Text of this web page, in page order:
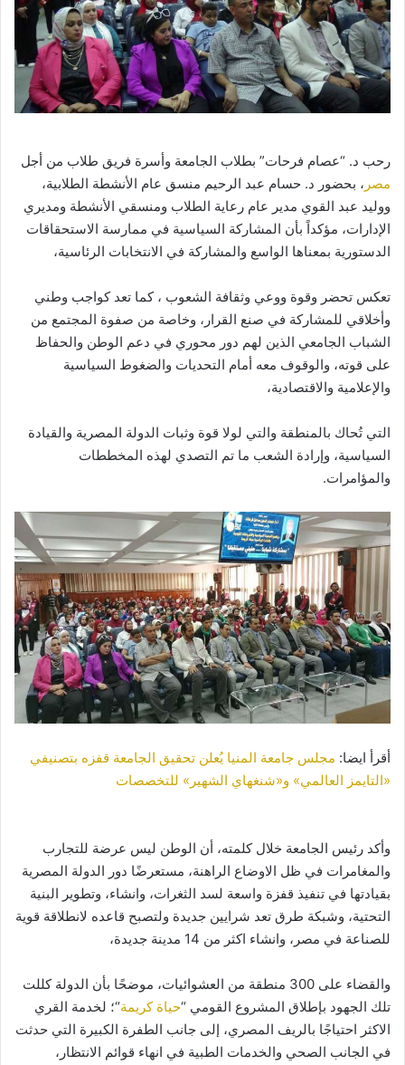
رحب د. “عصام فرحات” بطلاب الجامعة وأسرة فريق طلاب من أجل
مصر ، بحضور د. حسام عبد الرحيم منسق عام الأنشطة الطلابية،
ووليد عبد القوي مدير عام رعاية الطلاب ومنسقي الأنشطة ومديري
الإدارات، مؤكداً بأن المشاركة السياسية في ممارسة الاستحقاقات
الدستورية بمعناها الواسع والمشاركة في الانتخابات الرئاسية،
تعكس تحضر وقوة ووعي وثقافة الشعوب ، كما تعد كواجب وطني
وأخلاقي للمشاركة في صنع القرار، وخاصة من صفوة المجتمع من
الشباب الجامعي الذين لهم دور محوري في دعم الوطن والحفاظ
على قوته، والوقوف معه أمام التحديات والضغوط السياسية
والإعلامية والاقتصادية،
التي تُحاك بالمنطقة والتي لولا قوة وثبات الدولة المصرية والقيادة
السياسية، وإرادة الشعب ما تم التصدي لهذه المخططات
والمؤامرات.
أقرأ ايضا: مجلس جامعة المنيا يُعلن تحقيق الجامعة قفزه بتصنيفي
«التايمز العالمي» و«شنغهاي الشهير» للتخصصات
وأكد رئيس الجامعة خلال كلمته، أن الوطن ليس عرضة للتجارب
والمغامرات في ظل الاوضاع الراهنة، مستعرضًا دور الدولة المصرية
بقيادتها في تنفيذ قفزة واسعة لسد الثغرات، وانشاء، وتطوير البنية
التحتية، وشبكة طرق تعد شرايين جديدة ولتصبح قاعده لانطلاقة قوية
للصناعة في مصر، وانشاء اكثر من 14 مدينة جديدة،
والقضاء على 300 منطقة من العشوائيات، موضحًا بأن الدولة كللت
تلك الجهود بإطلاق المشروع القومي “حياة كريمة“؛ لخدمة القري
الاكثر احتياجًا بالريف المصري، إلى جانب الطفرة الكبيرة التي حدثت
في الجانب الصحي والخدمات الطبية في انهاء قوائم الانتظار،